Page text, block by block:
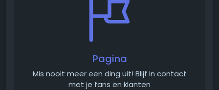
Pagina
Mis nooit meer een ding uit! Blijf in contact
met je fans en klanten